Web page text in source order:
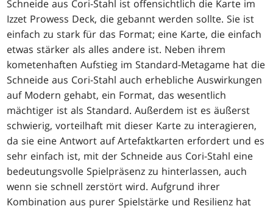
Schneide aus Cori-Stahl ist offensichtlich die Karte im
Izzet Prowess Deck, die gebannt werden sollte. Sie ist
einfach zu stark für das Format; eine Karte, die einfach
etwas stärker als alles andere ist. Neben ihrem
kometenhaften Aufstieg im Standard-Metagame hat die
Schneide aus Cori-Stahl auch erhebliche Auswirkungen
auf Modern gehabt, ein Format, das wesentlich
mächtiger ist als Standard. Außerdem ist es äußerst
schwierig, vorteilhaft mit dieser Karte zu interagieren,
da sie eine Antwort auf Artefaktkarten erfordert und es
sehr einfach ist, mit der Schneide aus Cori-Stahl eine
bedeutungsvolle Spielpräsenz zu hinterlassen, auch
wenn sie schnell zerstört wird. Aufgrund ihrer
Kombination aus purer Spielstärke und Resilienz hat